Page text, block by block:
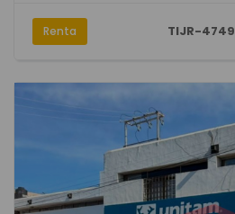
Renta TIJR-4749